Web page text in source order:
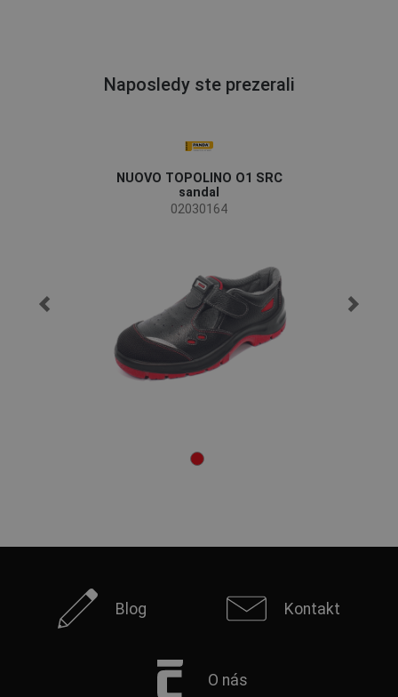
Naposledy ste prezerali
NUOVO TOPOLINO O1 SRC
sandal
02030164
Blog Kontakt
O nás